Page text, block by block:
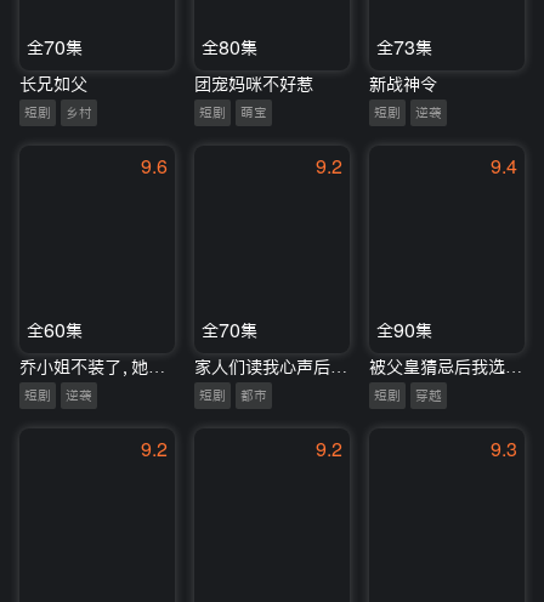
全70集
长兄如父
短剧 乡村
全80集
团宠妈咪不好惹
短剧 萌宝
全73集
新战神令
短剧 逆袭
9.6
全60集
短剧 逆袭
9.2
全70集
短剧 都市
9.4
全90集
短剧 穿越
9.2 9.2 9.3